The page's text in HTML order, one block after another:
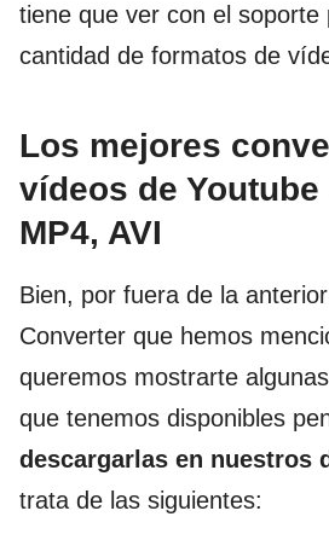
tiene que ver con el soporte
cantidad de formatos de
Los mejores
vídeos de Youtube
MP4, AVI
Bien, por fuera de la
Converter que hemos
queremos mostrarte
que tenemos disponibles
descargarlas en nuestros
trata de las siguientes: